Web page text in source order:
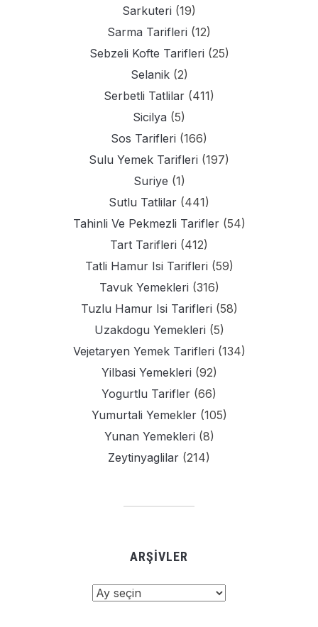
Sarkuteri (19)
Sarma Tarifleri (12)
Sebzeli Kofte Tarifleri (25)
Selanik(2)
Serbetli Tatlilar (411)
Sicilya (5)
Sos Tarifleri (166)
Sulu Yemek Tarifleri (197)
Suriye (1)
Sutlu Tatlilar (441)
Tahinli Ve Pekmezli Tarifler(54)
Tart Tarifleri (412)
Tatli Hamur Isi Tarifleri (59)
Tavuk Yemekleri (316)
Tuzlu Hamur Isi Tarifleri (58)
Uzakdogu Yemekleri (5)
Vejetaryen Yemek Tarifleri (134)
Yilbasi Yemekleri (92)
Yogurtlu Tarifler (66)
Yumurtali Yemekler(105)
Yunan Yemekleri (8)
Zeytinyaglilar (214)
ARŞIVLER